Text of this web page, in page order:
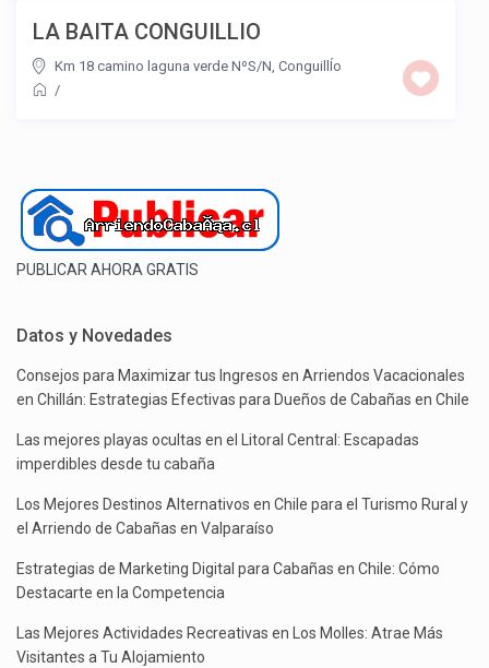
LA BAITA CONGUILLIO
Km 18 camino laguna verde NºS/N, ConguillÍo
/
PUBLICAR AHORA GRATIS
Datos y Novedades
Consejos para Maximizar tus Ingresos en Arriendos Vacacionales
en Chillán: Estrategias Efectivas para Dueños de Cabañas en Chile
Las mejores playas ocultas en el Litoral Central: Escapadas
imperdibles desde tu cabaña
Los Mejores Destinos Alternativos en Chile para el Turismo Rural y
el Arriendo de Cabañas en Valparaíso
Estrategias de Marketing Digital para Cabañas en Chile: Cómo
Destacarte en la Competencia
Las Mejores Actividades Recreativas en Los Molles: Atrae Más
Visitantes a Tu Alojamiento